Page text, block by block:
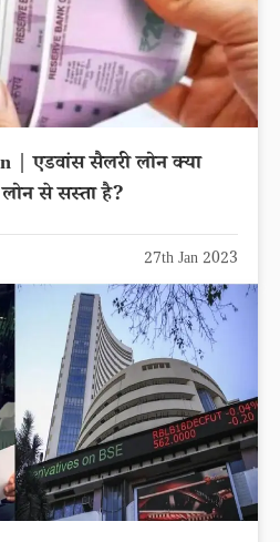
| एडवांस सैलरी लोन क्या
से सस्ता है?
27th Jan 2023